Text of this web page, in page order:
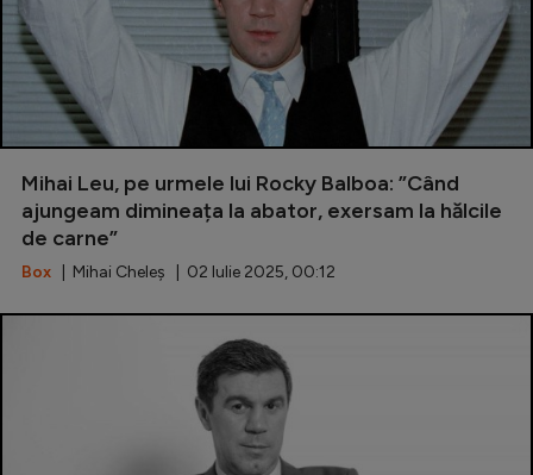
Mihai Leu, pe urmele lui Rocky Balboa: ”Când
ajungeam dimineața la abator, exersam la hălcile
de carne”
Box | Mihai Cheleș | 02 Iulie 2025, 00:12